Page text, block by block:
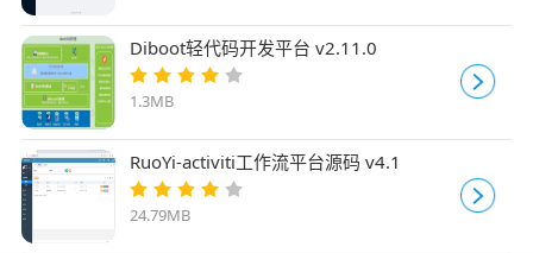
Diboot轻代码开发平台 v2.11.0
1.3MB
RuoYi-activiti工作流平台源码 v4.1
24.79MB